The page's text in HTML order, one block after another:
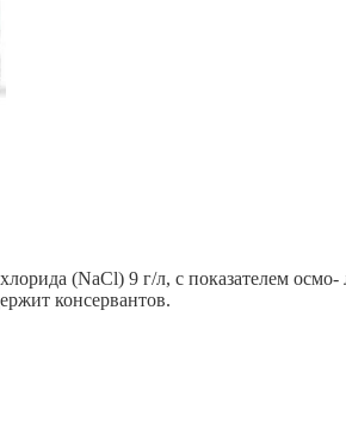
(NaCl) 9 г/л, с показателем
консервантов.